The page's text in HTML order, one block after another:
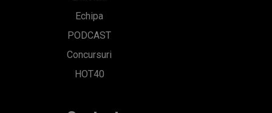
Echipa
PODCAST
Concursuri
HOT40